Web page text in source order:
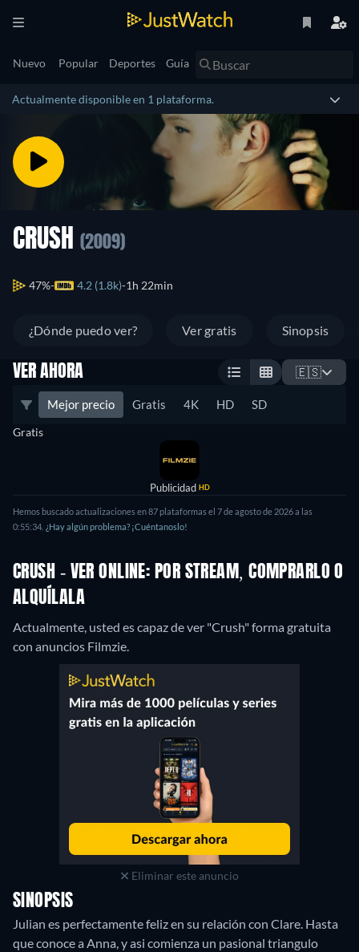
Nuevo Popular Deportes Guía
Actualmente disponible en 1 plataforma.
CRUSH (2009)
47% 4.2 (1.8k) 1h 22min
¿Dónde puedo ver? Ver gratis Sinopsis
VER AHORA 🇪🇸
Mejor precio Gratis 4K HD SD
Gratis
Publicidad HD
Hemos buscado actualizaciones en 87 plataformas el 7 de agosto de 2026 a las
0:55:34. ¿Hay algún problema? ¡Cuéntanoslo!
CRUSH - VER ONLINE: POR STREAM, COMPRARLO O
ALQUÍLALA
Actualmente, usted es capaz de ver "Crush" forma gratuita
con anuncios Filmzie.
Eliminar este anuncio
SINOPSIS
Julian es perfectamente feliz en su relación con Clare. Hasta
que conoce a Anna, y asi comienza un pasional triangulo